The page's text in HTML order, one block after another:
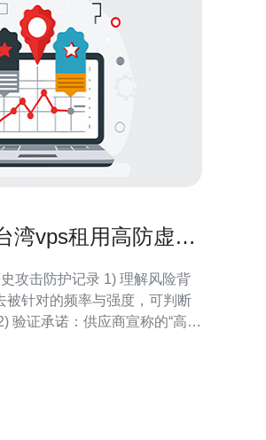
湾vps租用高防虚拟
攻击防护记录 1) 理解风险背
被针对的频率与强度，可判断
验证承诺：供应商宣称的“高
值决定是否需要更高带宽或